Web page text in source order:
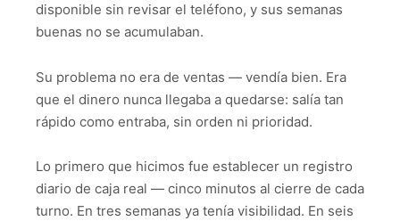
disponible sin revisar el teléfono, y sus semanas
buenas no se acumulaban.
Su problema no era de ventas — vendía bien. Era
que el dinero nunca llegaba a quedarse: salía tan
rápido como entraba, sin orden ni prioridad.
Lo primero que hicimos fue establecer un registro
diario de caja real — cinco minutos al cierre de cada
turno. En tres semanas ya tenía visibilidad. En seis